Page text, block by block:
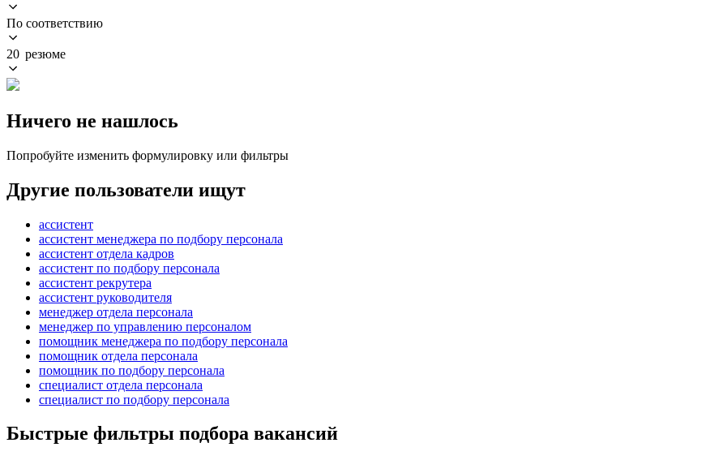
По соответствию
20 резюме
Ничего не нашлось
Попробуйте изменить формулировку или фильтры
Другие пользователи ищут
ассистент
ассистент менеджера по подбору персонала
ассистент отдела кадров
ассистент по подбору персонала
ассистент рекрутера
ассистент руководителя
менеджер отдела персонала
менеджер по управлению персоналом
помощник менеджера по подбору персонала
помощник отдела персонала
помощник по подбору персонала
специалист отдела персонала
специалист по подбору персонала
Быстрые фильтры подбора вакансий